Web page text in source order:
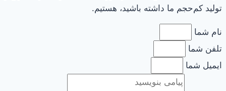
تولید کم‌حجم ما داشته باشید، هستیم.
نام شما
تلفن شما
ایمیل شما